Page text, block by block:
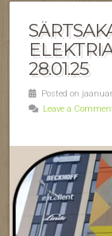
28.01.25
Posted on
Leave a